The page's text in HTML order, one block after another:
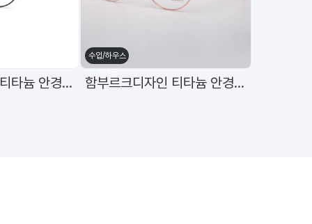
함부르크디자인 티타늄 안경테 h-3151 C5 49mm
수입/하우스
함부르크디자인 티타늄 안경테 h-3165 C1 51mm